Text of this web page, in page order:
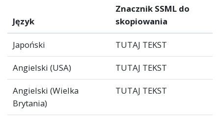
Język
Znacznik SSML do
skopiowania
Japoński TUTAJ TEKST
Angielski (USA) TUTAJ TEKST
Angielski (Wielka
Brytania)
TUTAJ TEKST